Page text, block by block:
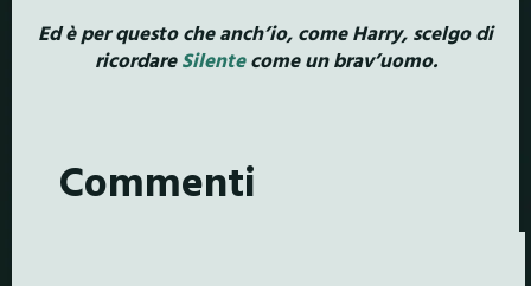
Ed è per questo che anch’io, come Harry, scelgo di
ricordareSilentecome un brav’uomo.
Commenti